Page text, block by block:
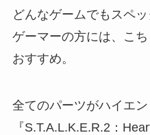
どんなゲームでもスペ
ゲーマーの方には、こ
おすすめ。
全てのパーツがハイエン
『S.T.A.L.K.E.R.2：